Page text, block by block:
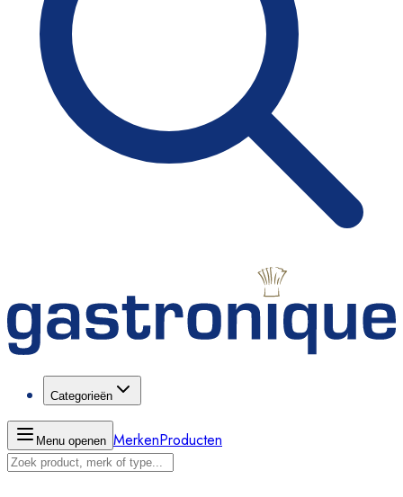
Categorieën
Menu openen MerkenProducten